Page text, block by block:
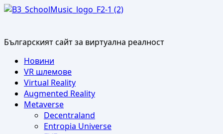
Skip
Българският сайт за виртуална реалност
Primary
Menu
Новини
VR шлемове
Virtual Reality
Augmented Reality
Metaverse
Decentraland
Entropia Universe